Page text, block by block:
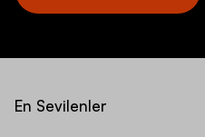
En Sevilenler